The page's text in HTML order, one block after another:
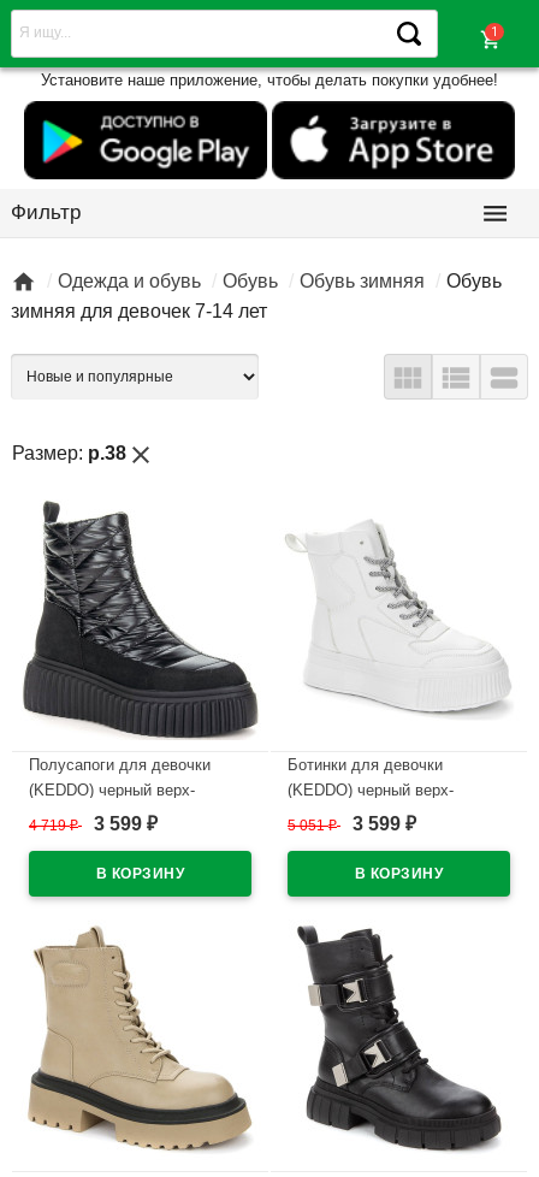
shopping_cart
Установите наше приложение, чтобы делать покупки удобнее!
Фильтр 
 Одежда и обувь Обувь Обувь зимняя
Обувь
зимняя для девочек 7-14 лет
  
Размер: р.38 close
Полусапоги для девочки
(KEDDO) черный верх-
искуственный нубук/текстиль
838126/19-01
4 719₽ 3 599 ₽
Ботинки для девочки
(KEDDO) черный верх-
искуственная кожа подкладка
артикул 538116/08-02
5 051₽ 3 599 ₽